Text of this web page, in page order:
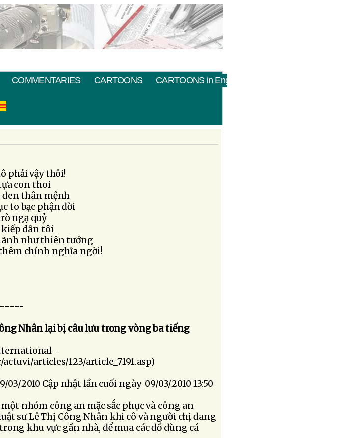
COMMENTARIES CARTOONS CARTOONS in English
phải vậy thôi!
con thoi
đen thân mệnh
to bạc phận đời
ngạ quỷ
dân tôi
như thiên tướng
chính nghĩa ngời!
Nhân lại bị câu lưu trong vòng ba tiếng
-
articles/123/article_7191.asp)
03/2010 Cập nhật lần cuối ngày 09/03/2010 13:50
một nhóm công an mặc sắc phục và công an
sư Lê Thị Công Nhân khi cô và người chị đang
khu vực gần nhà, để mua các đồ dùng cá